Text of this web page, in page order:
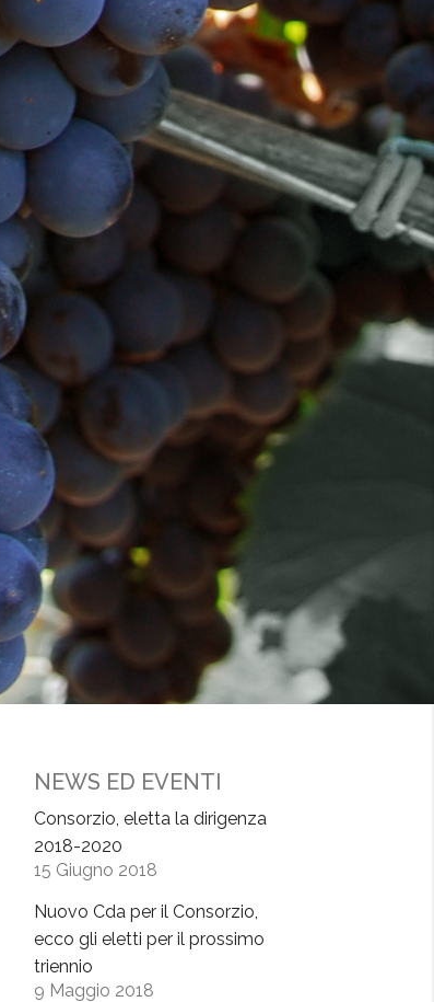
NEWS ED EVENTI
Consorzio, eletta la dirigenza
2018-2020
15 Giugno 2018
Nuovo Cda per il Consorzio,
ecco gli eletti per il prossimo
triennio
9 Maggio 2018